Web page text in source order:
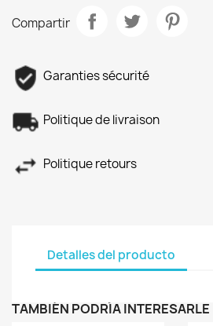
Compartir
Garanties sécurité
Politique de livraison
Politique retours
Detalles del producto
TAMBIÉN PODRÍA INTERESARLE